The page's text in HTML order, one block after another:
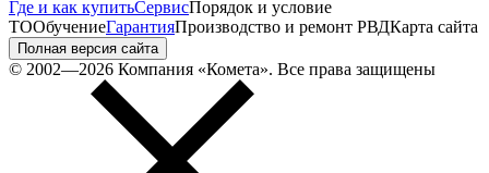
Где и как купитьСервисПорядок и условие
ТООбучениеГарантияПроизводство и ремонт РВДКарта сайта
Полная версия сайта
© 2002—2026 Компания «Комета». Все права защищены